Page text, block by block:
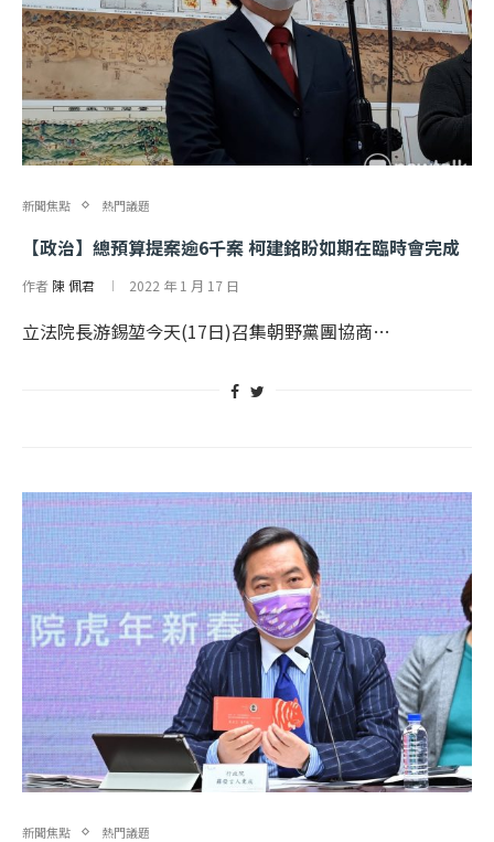
新聞焦點 熱門議題
【政治】總預算提案逾6千案 柯建銘盼如期在臨時會完成
作者 陳 佩君 2022 年 1 月 17 日
立法院長游錫堃今天(17日)召集朝野黨團協商…
新聞焦點 熱門議題